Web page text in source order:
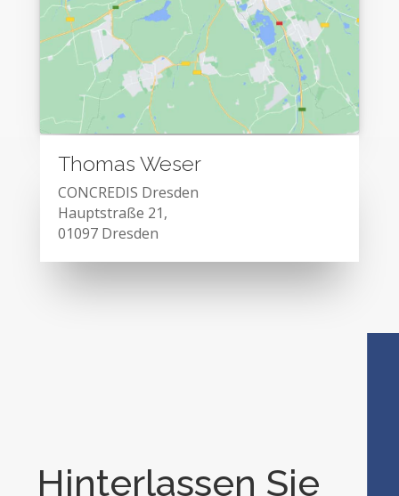
Thomas Weser
CONCREDIS Dresden
Hauptstraße 21,
01097 Dresden
Hinterlassen Sie